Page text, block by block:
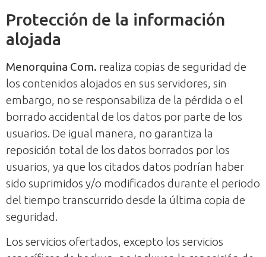
Protección de la información
alojada
Menorquina Com. realiza copias de seguridad de
los contenidos alojados en sus servidores, sin
embargo, no se responsabiliza de la pérdida o el
borrado accidental de los datos por parte de los
usuarios. De igual manera, no garantiza la
reposición total de los datos borrados por los
usuarios, ya que los citados datos podrían haber
sido suprimidos y/o modificados durante el periodo
del tiempo transcurrido desde la última copia de
seguridad.
Los servicios ofertados, excepto los servicios